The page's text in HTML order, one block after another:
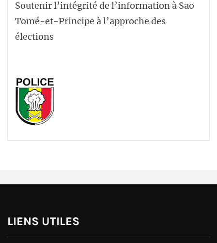
Soutenir l’intégrité de l’information à Sao
Tomé-et-Principe à l’approche des
élections
LIENS UTILES